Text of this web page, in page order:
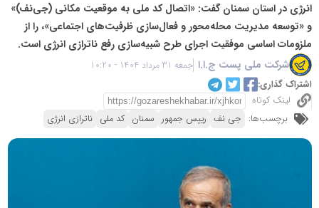
انرژی در استان سمنان گفت: «اتصال کد ملی به موقعیت مکانی (جی‌نف)»
و «توسعه مدیریت محله‌محور و فعال‌سازی ظرفیت‌های اجتماعی»، را از
ملزومات اساسی موفقیت اجرای طرح شبیه‌سازی رفع ناترازی انرژی است.
شرکت ملی پست ج.ا.ا جمعه 31 مرداد 1404 - 10:20
اشتراک گذاری:
لینک کوتاه
برچسب‌ها: جی نف رییس جمهور سمنان کد ملی ناترازی انرژی